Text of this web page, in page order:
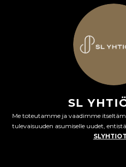
SL
Me toteutamme ja vaadimme
tulevaisuuden asumiselle uudet,